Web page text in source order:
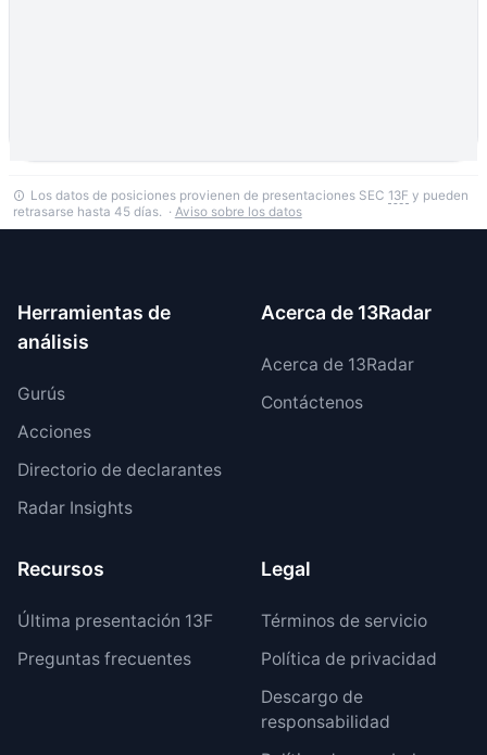
Los datos de posiciones provienen de presentaciones SEC 13F y pueden
retrasarse hasta 45 días. · Aviso sobre los datos
Herramientas de
análisis
Gurús
Acciones
Directorio de declarantes
Radar Insights
Acerca de 13Radar
Acerca de 13Radar
Contáctenos
Recursos
Última presentación 13F
Preguntas frecuentes
Legal
Términos de servicio
Política de privacidad
Descargo de
responsabilidad